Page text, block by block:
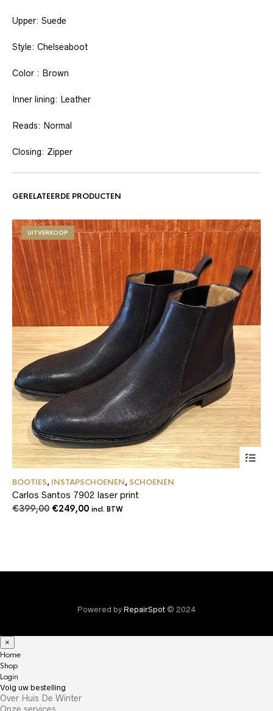
Upper: Suede
Style: Chelseaboot
Color : Brown
Inner lining: Leather
Reads: Normal
Closing: Zipper
GERELATEERDE PRODUCTEN
UITVERKOOP
worden
BOOTIES, INSTAPSCHOENEN, SCHOENEN
Carlos Santos 7902 laser print
€399,00 Oorspronkelijke
€249,00Huidige
incl. BTW
Powered by RepairSpot © 2024
×
Home
Shop
Login
Volg uw bestelling
Over Huis De Winter